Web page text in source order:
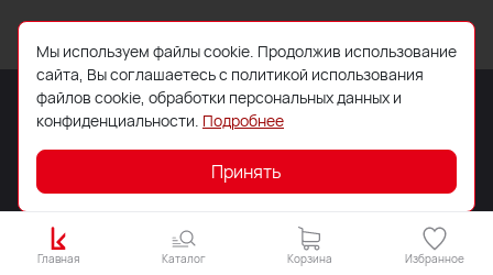
© 2026 ООО «Торговый Дом «Кровля Профи»
Главная Каталог Корзина Избранное
Мы используем файлы cookie. Продолжив использование
сайта, Вы соглашаетесь с политикой использования
файлов cookie, обработки персональных данных и
конфиденциальности. Подробнее
Принять